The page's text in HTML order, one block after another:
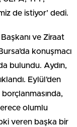
de istiyor’ dedi.
ve Ziraat
konuşmacı
bulundu. Aydın,
Eylül’den
olumlu
veren başka bir